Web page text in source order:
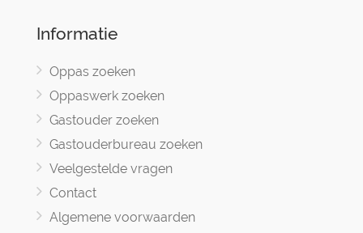
Informatie
Oppas zoeken
Oppaswerk zoeken
Gastouder zoeken
Gastouderbureau zoeken
Veelgestelde vragen
Contact
Algemene voorwaarden